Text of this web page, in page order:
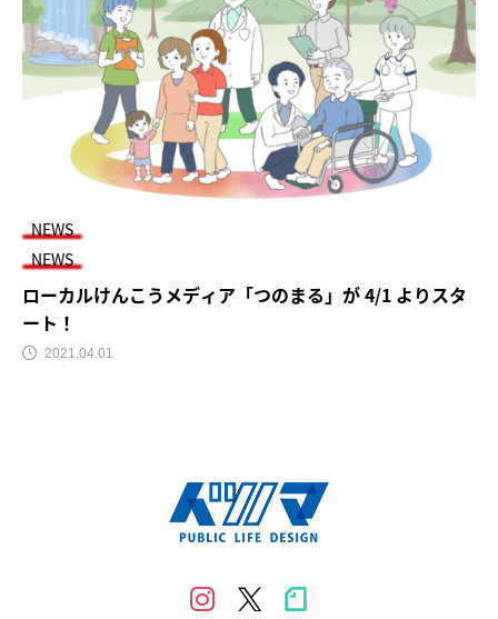
NEWS
NEWS
ローカルけんこうメディア「つのまる」が 4/1 よりスタ
ート！
2021.04.01